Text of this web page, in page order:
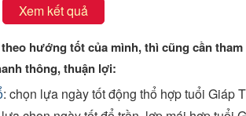
Xem kết quả
hướng tốt của mình, thì cũng cần
thông, thuận lợi:
: chọn lựa ngày tốt động thổ hợp tuổi Giáp